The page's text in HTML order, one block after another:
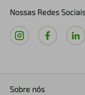
Nossas Redes
Sobre nós